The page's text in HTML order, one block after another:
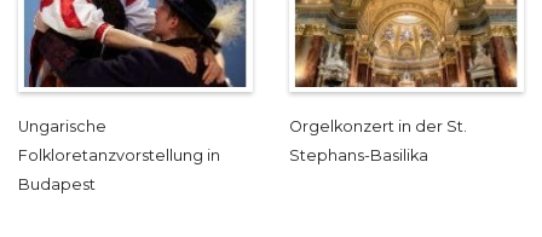
Ungarische
Folkloretanzvorstellung in
Budapest
Orgelkonzert in der St.
Stephans-Basilika